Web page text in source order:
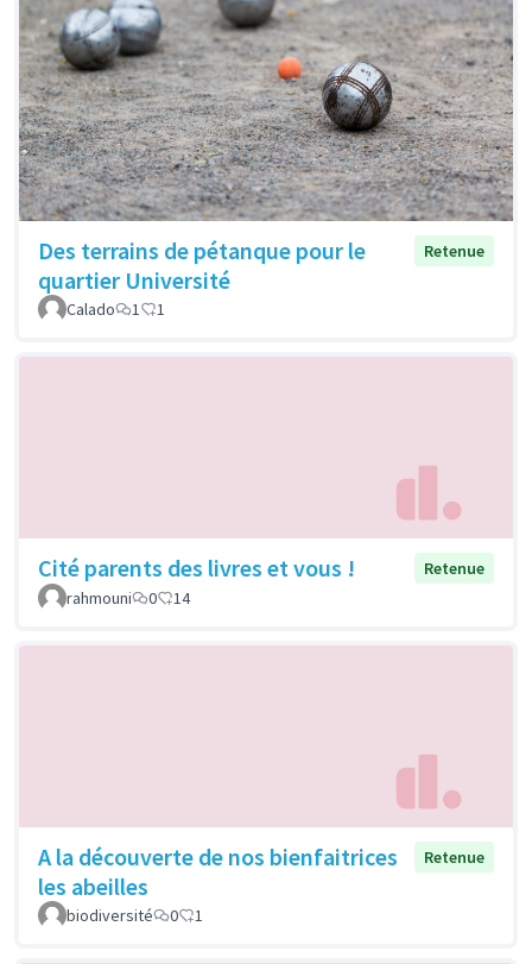
Des terrains de pétanque pour le
quartier Université
Retenue
Calado 1 1
Cité parents des livres et vous !
Retenue
rahmouni
0 14
A la découverte de nos bienfaitrices
les abeilles
Retenue
biodiversité 0 1